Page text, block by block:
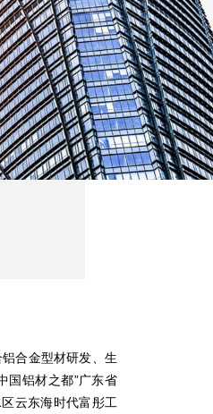
合金型材研发、生
国铝材之都”广东省
云东海时代富彤工